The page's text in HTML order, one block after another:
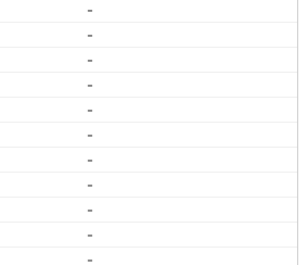
-
-
-
-
-
-
-
-
-
-
-